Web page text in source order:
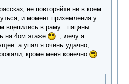
не повторяйте ни в коем
и момент приземления у
вцепились в раму . пацаны
на 4ом этаже
, лечу я
а упал я очень удачно,
кроме меня конечно